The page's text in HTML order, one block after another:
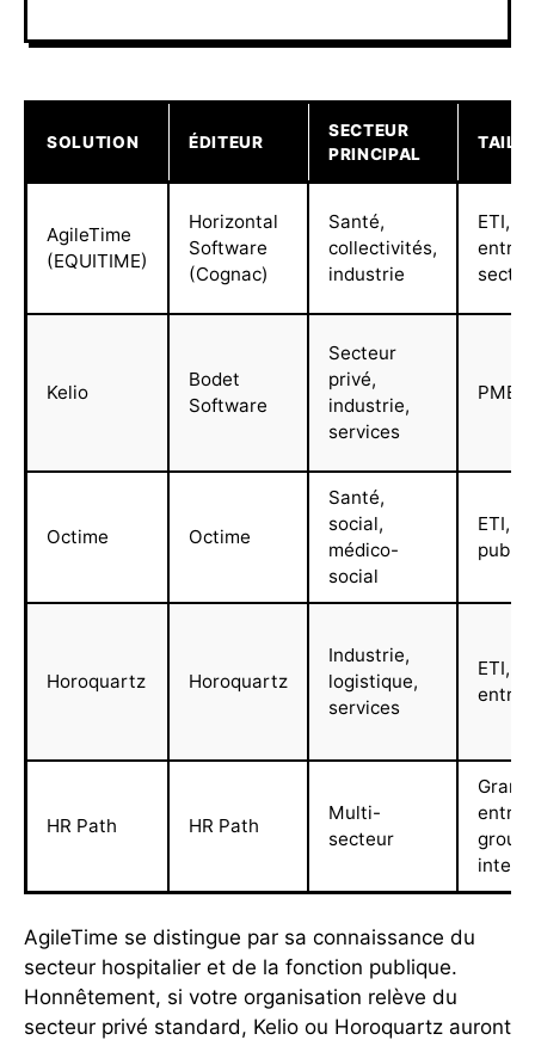
SOLUTION ÉDITEUR
SECTEUR
PRINCIPAL
AgileTime
(EQUITIME)
Horizontal
Software
(Cognac)
Santé,
collectivités,
industrie
ETI,
Kelio
Bodet
Software
Secteur
privé,
industrie,
services
PME
Octime Octime
Santé,
social,
médico-
social
ETI,
public
Horoquartz Horoquartz
Industrie,
logistique,
services
ETI,
HR Path HR Path
Multi-
secteur
AgileTime se distingue par sa connaissance du
secteur hospitalier et de la fonction publique.
Honnêtement, si votre organisation relève du
secteur privé standard, Kelio ou Horoquartz auront